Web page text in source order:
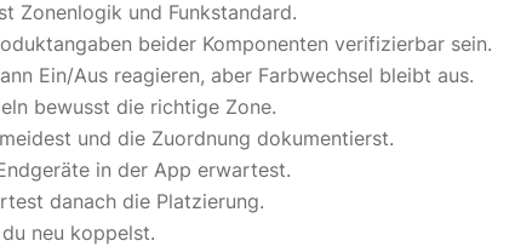
Zonenlogik und Funkstandard.
beider Komponenten verifizierbar sein.
Ein/Aus reagieren, aber Farbwechsel bleibt aus.
bewusst die richtige Zone.
und die Zuordnung dokumentierst.
in der App erwartest.
danach die Platzierung.
neu koppelst.